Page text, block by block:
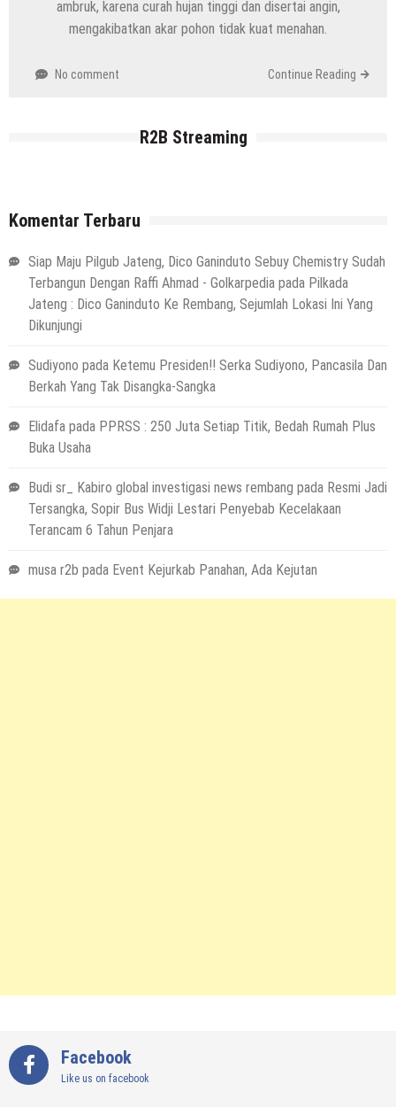
ambruk, karena curah hujan tinggi dan disertai angin,
mengakibatkan akar pohon tidak kuat menahan.
No comment Continue Reading
R2B Streaming
Komentar Terbaru
Siap Maju Pilgub Jateng, Dico Ganinduto Sebuy Chemistry Sudah
Terbangun Dengan Raffi Ahmad - Golkarpedia pada Pilkada
Jateng : Dico Ganinduto Ke Rembang, Sejumlah Lokasi Ini Yang
Dikunjungi
Sudiyono pada Ketemu Presiden!! Serka Sudiyono, Pancasila Dan
Berkah Yang Tak Disangka-Sangka
Elidafa pada PPRSS : 250 Juta Setiap Titik, Bedah Rumah Plus
Buka Usaha
Budi sr_ Kabiro global investigasi news rembang pada Resmi Jadi
Tersangka, Sopir Bus Widji Lestari Penyebab Kecelakaan
Terancam 6 Tahun Penjara
musa r2b pada Event Kejurkab Panahan, Ada Kejutan
Facebook
Like us on facebook